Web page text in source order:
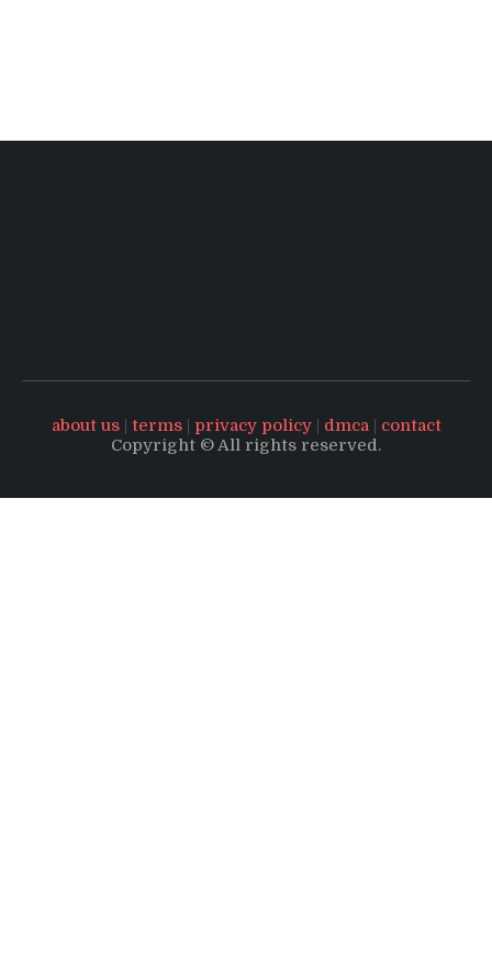
about us| terms| privacy policy| dmca| contact
Copyright © All rights reserved.